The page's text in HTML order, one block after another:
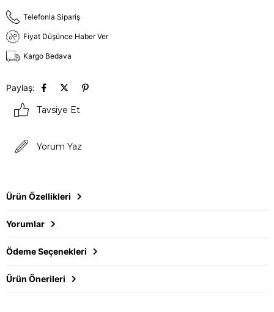
Telefonla Sipariş
Fiyat Düşünce Haber Ver
Kargo Bedava
Paylaş:
Tavsiye Et
Yorum Yaz
Ürün Özellikleri
Yorumlar
Ödeme Seçenekleri
Ürün Önerileri